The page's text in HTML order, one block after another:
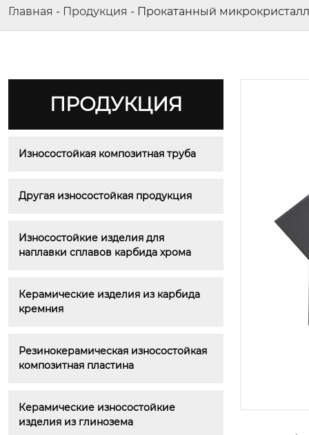
Главная - Продукция - Прокатанный
ПРОДУКЦИЯ
Износостойкая композитная труба
Другая износостойкая продукция
Износостойкие изделия для
наплавки сплавов карбида хрома
Керамические изделия из карбида
кремния
Резинокерамическая износостойкая
композитная пластина
Керамические износостойкие
изделия из глинозема